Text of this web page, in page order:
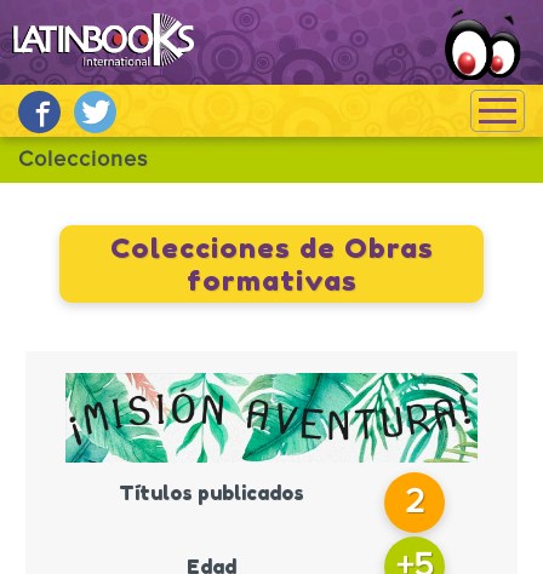
Colecciones de Obras
formativas
Títulos publicados 2
Edad +5